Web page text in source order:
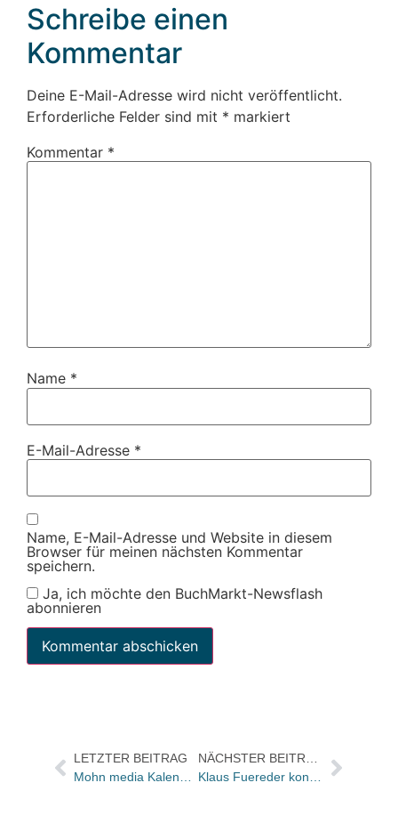
Schreibe einen
Kommentar
Deine E-Mail-Adresse wird nicht veröffentlicht.
Erforderliche Felder sind mit * markiert
Kommentar *
Name *
E-Mail-Adresse *
Name, E-Mail-Adresse und Website in diesem
Browser für meinen nächsten Kommentar
speichern.
Ja, ich möchte den BuchMarkt-Newsflash
abonnieren
LETZTER BEITRAG